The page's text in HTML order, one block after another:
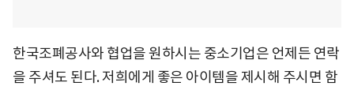
한국조폐공사와 협업을 원하시는 중소기업은 언제든 연락
을 주셔도 된다. 저희에게 좋은 아이템을 제시해 주시면 함